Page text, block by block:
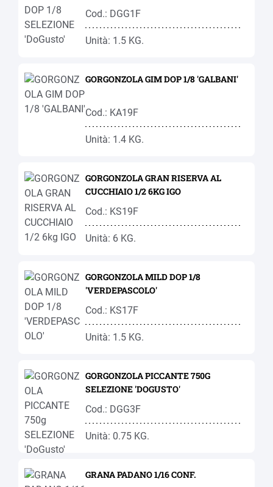
Cod.: DGG1F
Unità: 1.5 KG.
GORGONZOLA GIM DOP 1/8 'GALBANI'
Cod.: KA19F
Unità: 1.4 KG.
GORGONZOLA GRAN RISERVA AL
CUCCHIAIO 1/2 6KG IGO
Cod.: KS19F
Unità: 6 KG.
GORGONZOLA MILD DOP 1/8
'VERDEPASCOLO'
Cod.: KS17F
Unità: 1.5 KG.
GORGONZOLA PICCANTE 750G
SELEZIONE 'DOGUSTO'
Cod.: DGG3F
Unità: 0.75 KG.
GRANA PADANO 1/16 CONF.